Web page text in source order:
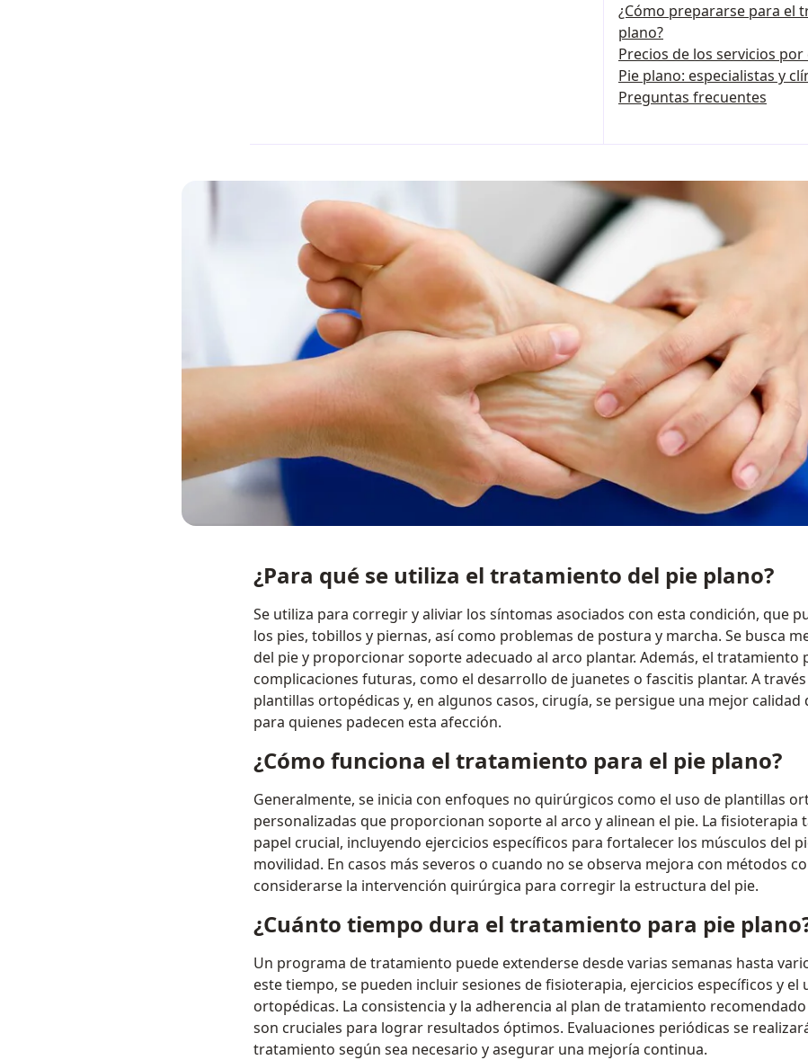
¿Cómo prepararse para el
plano?
Precios de los servicios por
Pie plano: especialistas y
Preguntas frecuentes
¿Para qué se utiliza el tratamiento del pie plano?
Se utiliza para corregir y aliviar los síntomas asociados con esta condición, que
los pies, tobillos y piernas, así como problemas de postura y marcha. Se busca
del pie y proporcionar soporte adecuado al arco plantar. Además, el tratamiento
complicaciones futuras, como el desarrollo de juanetes o fascitis plantar. A
plantillas ortopédicas y, en algunos casos, cirugía, se persigue una mejor calidad
para quienes padecen esta afección.
¿Cómo funciona el tratamiento para el pie plano?
Generalmente, se inicia con enfoques no quirúrgicos como el uso de plantillas
personalizadas que proporcionan soporte al arco y alinean el pie. La fisioterapia
papel crucial, incluyendo ejercicios específicos para fortalecer los músculos del
movilidad. En casos más severos o cuando no se observa mejora con métodos
considerarse la intervención quirúrgica para corregir la estructura del pie.
¿Cuánto tiempo dura el tratamiento para pie
Un programa de tratamiento puede extenderse desde varias semanas hasta
este tiempo, se pueden incluir sesiones de fisioterapia, ejercicios específicos y el
ortopédicas. La consistencia y la adherencia al plan de tratamiento
son cruciales para lograr resultados óptimos. Evaluaciones periódicas se
tratamiento según sea necesario y asegurar una mejoría continua.